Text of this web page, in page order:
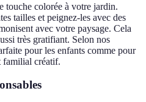
touche colorée à votre jardin.
tailles et peignez-les avec des
avec votre paysage. Cela
très gratifiant. Selon nos
pour les enfants comme pour
familial créatif.